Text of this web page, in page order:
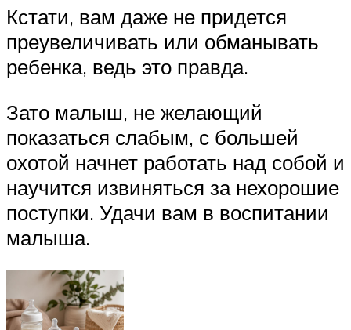
Кстати, вам даже не придется
преувеличивать или обманывать
ребенка, ведь это правда.
Зато малыш, не желающий
показаться слабым, с большей
охотой начнет работать над собой и
научится извиняться за нехорошие
поступки. Удачи вам в воспитании
малыша.